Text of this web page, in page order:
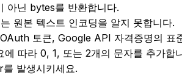
아닌 bytes를 반환합니다.
본 텍스트 인코딩을 알지 못합니다.
토큰, Google API 자격증명의 표
따라 0, 1, 또는 2개의 문자를 추가합
발생시키세요.